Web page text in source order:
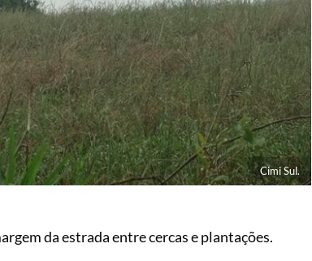
Cimi Sul.
da estrada entre cercas e plantações.